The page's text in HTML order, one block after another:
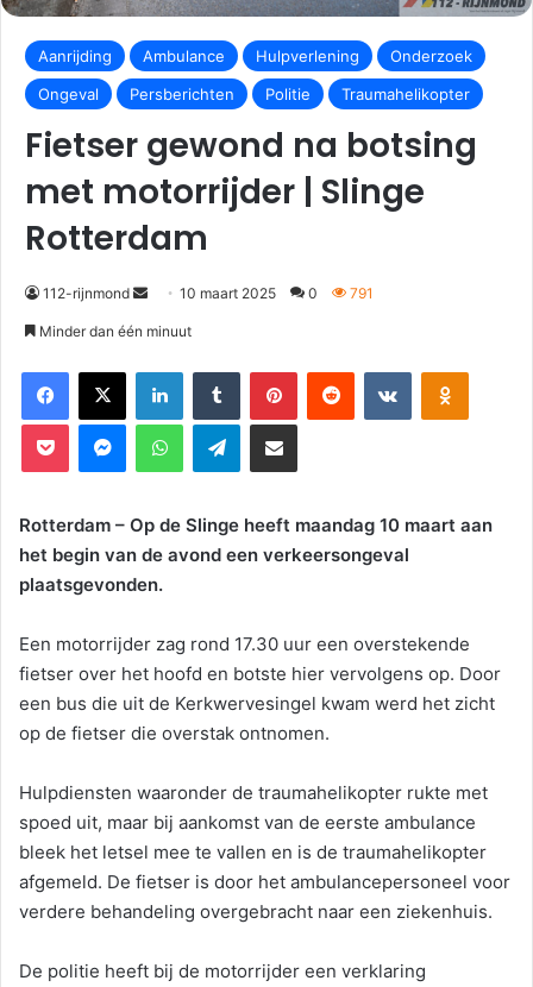
Aanrijding Ambulance Hulpverlening
Onderzoek
Ongeval
Persberichten Politie Traumahelikopter
Fietser gewond na botsing
met motorrijder | Slinge
Rotterdam
112-rijnmond 10 maart 2025 0 791
Minder dan één minuut
Facebook
X LinkedInTumblr PinterestReddit VKontakteOdnoklassniki
Pocket MessengerWhatsAppTelegramDeel via E-mail
Rotterdam – Op de Slinge heeft maandag 10 maart aan
het begin van de avond een verkeersongeval
plaatsgevonden.
Een motorrijder zag rond 17.30 uur een overstekende
fietser over het hoofd en botste hier vervolgens op. Door
een bus die uit de Kerkwervesingel kwam werd het zicht
op de fietser die overstak ontnomen.
Hulpdiensten waaronder de traumahelikopter rukte met
spoed uit, maar bij aankomst van de eerste ambulance
bleek het letsel mee te vallen en is de traumahelikopter
afgemeld. De fietser is door het ambulancepersoneel voor
verdere behandeling overgebracht naar een ziekenhuis.
De politie heeft bij de motorrijder een verklaring